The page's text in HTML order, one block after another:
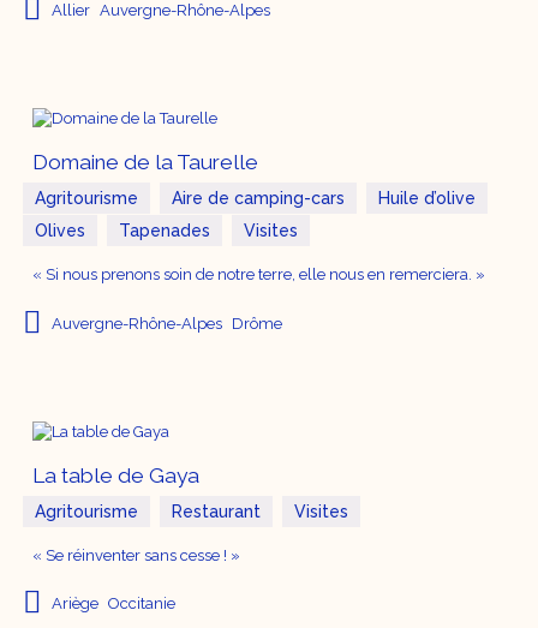
Allier Auvergne-Rhône-Alpes
Domaine de la Taurelle
Agritourisme Aire de camping-cars
Huile d’olive
Olives
Tapenades Visites
« Si nous prenons soin de notre terre, elle nous en remerciera. »
Auvergne-Rhône-Alpes Drôme
La table de Gaya
Agritourisme Restaurant Visites
« Se réinventer sans cesse ! »
Ariège Occitanie